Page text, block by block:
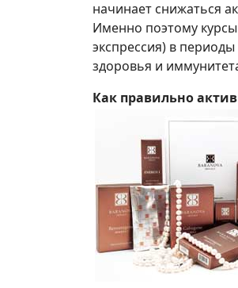
начинает снижаться
Именно поэтому
экспрессия) в
здоровья и
Как правильно